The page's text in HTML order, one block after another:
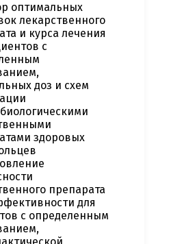
оптимальных
лекарственного
и курса лечения
с
доз и схем
здоровых
препарата
для
с определенным